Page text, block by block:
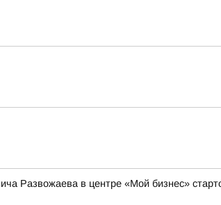
Развожаева в центре «Мой бизнес»